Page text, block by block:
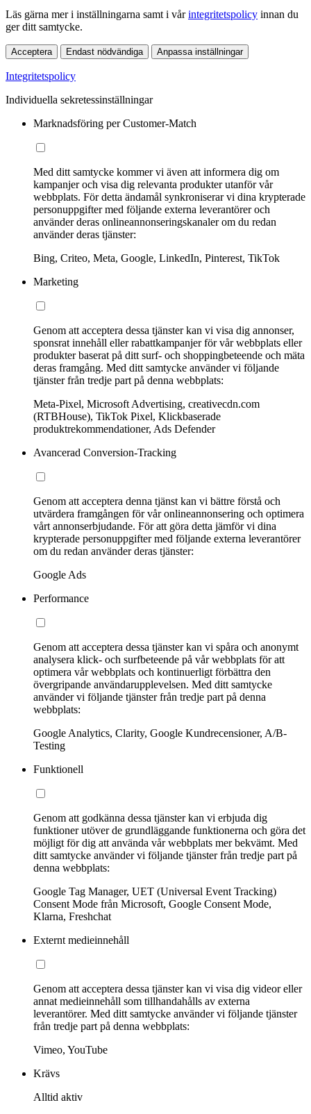
Läs gärna mer i inställningarna samt i vårintegritetspolicy innan du
ger ditt samtycke.
Acceptera Endast nödvändiga Anpassa inställningar
Integritetspolicy
Individuella sekretessinställningar
Marknadsföring per Customer-Match
Med ditt samtycke kommer vi även att informera dig om
kampanjer och visa dig relevanta produkter utanför vår
webbplats. För detta ändamål synkroniserar vi dina krypterade
personuppgifter med följande externa leverantörer och
använder deras onlineannonseringskanaler om du redan
använder deras tjänster:
Bing, Criteo, Meta, Google, LinkedIn, Pinterest, TikTok
Marketing
Genom att acceptera dessa tjänster kan vi visa dig annonser,
sponsrat innehåll eller rabattkampanjer för vår webbplats eller
produkter baserat på ditt surf- och shoppingbeteende och mäta
deras framgång. Med ditt samtycke använder vi följande
tjänster från tredje part på denna webbplats:
Meta-Pixel, Microsoft Advertising, creativecdn.com
(RTBHouse), TikTok Pixel, Klickbaserade
produktrekommendationer, Ads Defender
Avancerad Conversion-Tracking
Genom att acceptera denna tjänst kan vi bättre förstå och
utvärdera framgången för vår onlineannonsering och optimera
vårt annonserbjudande. För att göra detta jämför vi dina
krypterade personuppgifter med följande externa leverantörer
om du redan använder deras tjänster:
Google Ads
Performance
Genom att acceptera dessa tjänster kan vi spåra och anonymt
analysera klick- och surfbeteende på vår webbplats för att
optimera vår webbplats och kontinuerligt förbättra den
övergripande användarupplevelsen. Med ditt samtycke
använder vi följande tjänster från tredje part på denna
webbplats:
Google Analytics, Clarity, Google Kundrecensioner, A/B-
Testing
Funktionell
Genom att godkänna dessa tjänster kan vi erbjuda dig
funktioner utöver de grundläggande funktionerna och göra det
möjligt för dig att använda vår webbplats mer bekvämt. Med
ditt samtycke använder vi följande tjänster från tredje part på
denna webbplats:
Google Tag Manager, UET (Universal Event Tracking)
Consent Mode från Microsoft, Google Consent Mode,
Klarna, Freshchat
Externt medieinnehåll
Genom att acceptera dessa tjänster kan vi visa dig videor eller
annat medieinnehåll som tillhandahålls av externa
leverantörer. Med ditt samtycke använder vi följande tjänster
från tredje part på denna webbplats:
Vimeo, YouTube
Krävs
Alltid aktiv